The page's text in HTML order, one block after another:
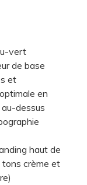
vert
de base
et
en
dessus
haut de
crème et